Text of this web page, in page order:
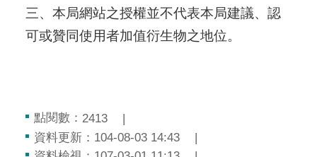
三、本局網站之授權並不代表本局建議、認
可或贊同使用者加值衍生物之地位。
點閱數： 2413
資料更新：104-08-03 14:43